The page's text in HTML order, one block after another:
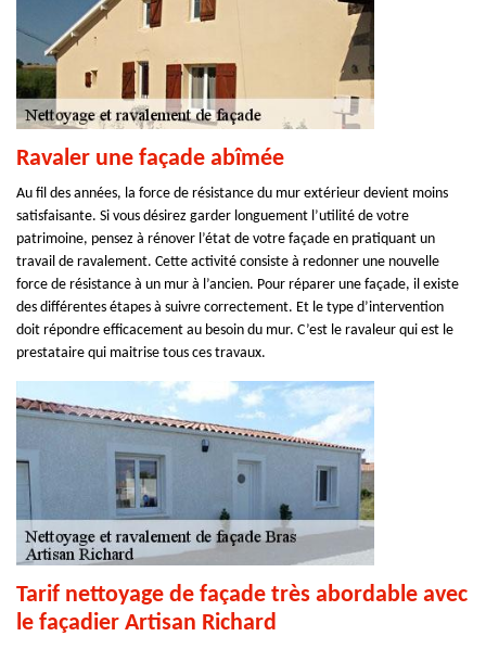
Ravaler une façade abîmée
Au fil des années, la force de résistance du mur extérieur devient moins
satisfaisante. Si vous désirez garder longuement l’utilité de votre
patrimoine, pensez à rénover l’état de votre façade en pratiquant un
travail de ravalement. Cette activité consiste à redonner une nouvelle
force de résistance à un mur à l’ancien. Pour réparer une façade, il existe
des différentes étapes à suivre correctement. Et le type d’intervention
doit répondre efficacement au besoin du mur. C’est le ravaleur qui est le
prestataire qui maitrise tous ces travaux.
Tarif nettoyage de façade très abordable avec
le façadier Artisan Richard